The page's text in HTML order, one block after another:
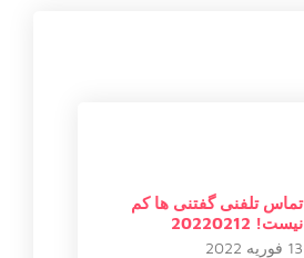
تماس تلفنی گفتنی ها کم
نیست! 20220212
13 فوریه 2022